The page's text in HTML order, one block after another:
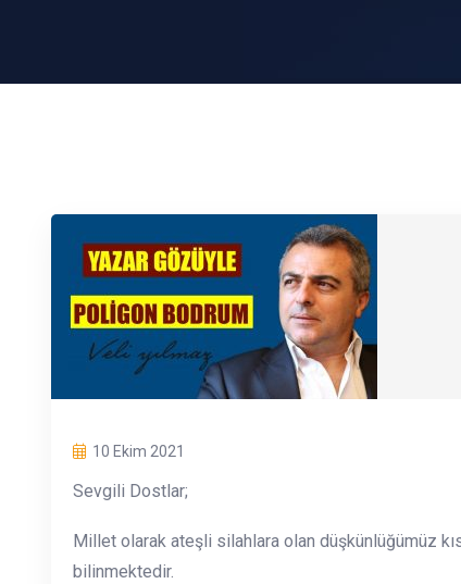
10 Ekim 2021
Sevgili Dostlar;
Millet olarak ateşli silahlara olan düşkünlüğümüz
bilinmektedir.